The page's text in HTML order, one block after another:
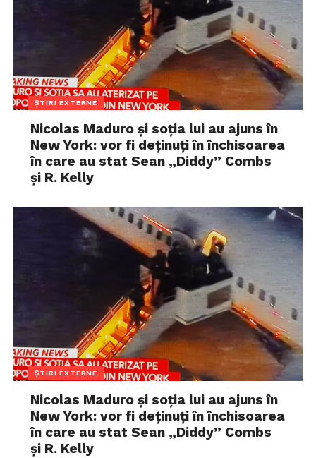
ȘTIRI EXTERNE
Nicolas Maduro și soția lui au ajuns în
New York: vor fi deținuți în închisoarea
în care au stat Sean „Diddy” Combs
și R. Kelly
ȘTIRI EXTERNE
Nicolas Maduro și soția lui au ajuns în
New York: vor fi deținuți în închisoarea
în care au stat Sean „Diddy” Combs
și R. Kelly